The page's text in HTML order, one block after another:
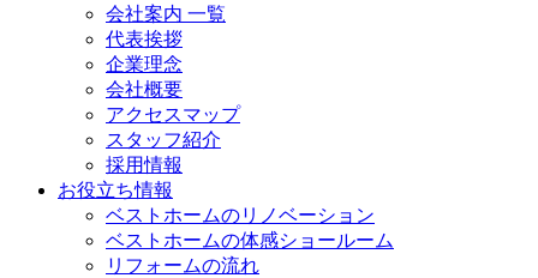
会社案内 一覧
代表挨拶
企業理念
会社概要
アクセスマップ
スタッフ紹介
採用情報
お役立ち情報
ベストホームのリノベーション
ベストホームの体感ショールーム
リフォームの流れ